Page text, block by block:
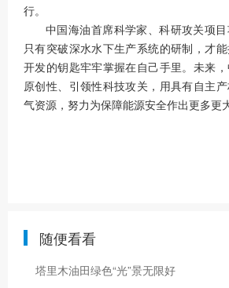
行。
中国海油首席科学家、科研攻关项目
只有突破深水水下生产系统的研制，才
开发的钥匙牢牢掌握在自己手里。未来
原创性、引领性科技攻关，用具有自主
气资源，努力为保障能源安全作出更多更
随便看看
塔里木油田绿色“光”景无限好